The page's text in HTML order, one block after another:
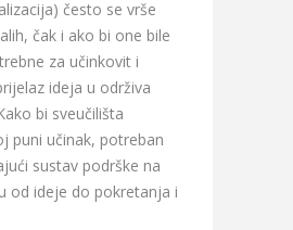
često se vrše
čak i ako bi one bile
za učinkovit i
ideja u održiva
bi sveučilišta
puni učinak, potreban
sustav podrške na
od ideje do pokretanja i